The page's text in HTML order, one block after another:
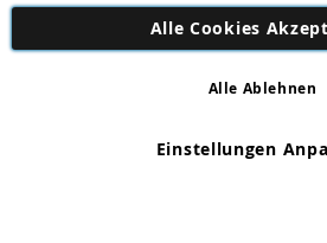
Firmennummer:
Alle Cookies
Einstellungen
Alle Ablehnen